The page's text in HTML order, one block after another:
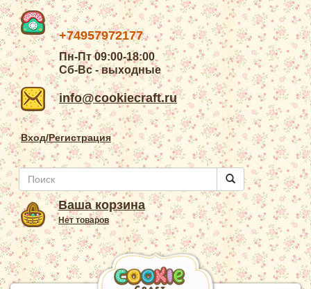
+74957972177
Пн-Пт 09:00-18:00
Сб-Вс - выходные
info@cookiecraft.ru
Вход/Регистрация
Ваша корзина
Нет товаров